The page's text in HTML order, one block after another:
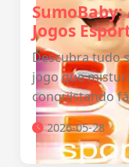
SumoBaby:
Jogos
Descubra tudo
jogo que
conquistando
2026-05-28